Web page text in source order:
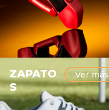
ZAPATO
S
Ver más